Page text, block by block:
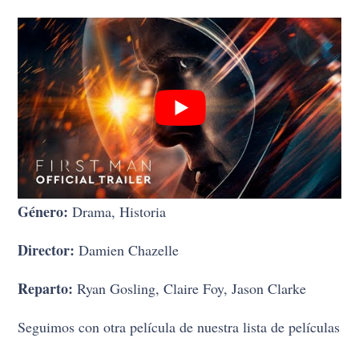
Género:Drama, Historia
Director: Damien Chazelle
Reparto:Ryan Gosling, Claire Foy, Jason Clarke
Seguimos con otra película de nuestra lista de películas